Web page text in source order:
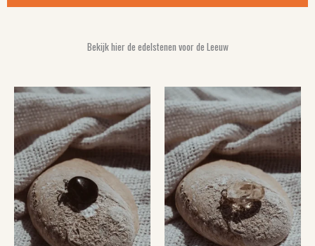
Bekijk hier de edelstenen voor de Leeuw